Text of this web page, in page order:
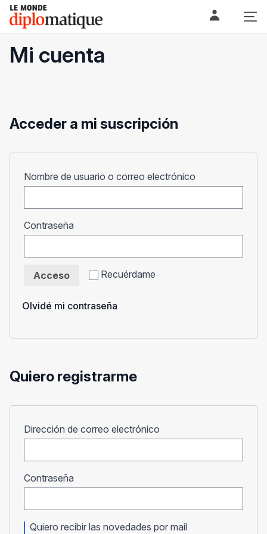
Skip
content
Le monde diplomatique
Mi cuenta
Acceder a mi suscripción
Nombre de usuario o correo electrónico
Contraseña
Recuérdame
Acceso
Olvidé mi contraseña
Quiero registrarme
Dirección de correo electrónico
Contraseña
Quiero recibir las novedades por mail